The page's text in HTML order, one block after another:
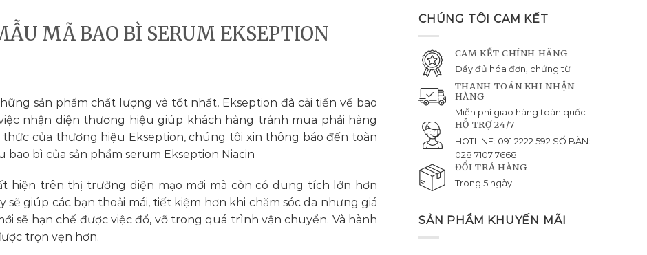
MÃ BAO BÌ SERUM EKSEPTION
sản phẩm chất lượng và tốt nhất, Ekseption đã cải tiến về bao
nhận diện thương hiệu giúp khách hàng tránh mua phải hàng
thức của thương hiệu Ekseption, chúng tôi xin thông báo đến toàn
bì của sản phẩm serum Ekseption Niacin
hiện trên thị trường diện mạo mới mà còn có dung tích lớn hơn
giúp các bạn thoải mái, tiết kiệm hơn khi chăm sóc da nhưng giá
sẽ hạn chế được việc đổ, vỡ trong quá trình vận chuyển. Và hành
trọn vẹn hơn.
CHÚNG TÔI CAM KẾT
CAM KẾT CHÍNH HÃNG
Đầy đủ hóa đơn, chứng từ
THANH TOÁN KHI NHẬN
HÀNG
Miễn phí giao hàng toàn quốc
HỖ TRỢ 24/7
HOTLINE: 091 2222 592 SỐ BÀN:
028 7107 7668
ĐỔI TRẢ HÀNG
Trong 5 ngày
SẢN PHẨM KHUYẾN MÃI